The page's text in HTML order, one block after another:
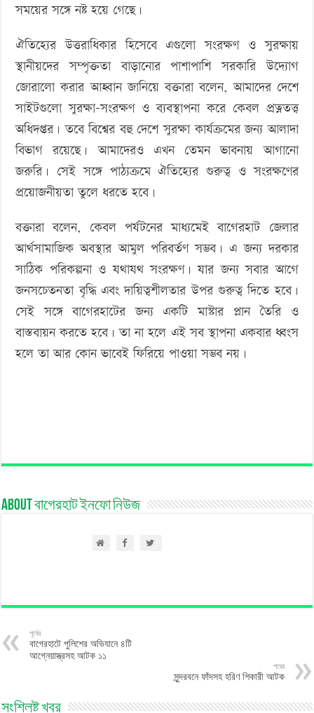
সময়ের সঙ্গে নষ্ট হয়ে গেছে।
ঐতিহ্যের উত্তরাধিকার হিসেবে এগুলো সংরক্ষণ ও সুরক্ষায়
স্থানীয়দের সম্পৃক্ততা বাড়ানোর পাশাপাশি সরকারি উদ্যোগ
জোরালো করার আহ্বান জানিয়ে বক্তারা বলেন, আমাদের দেশে
সাইটগুলো সুরক্ষা-সংরক্ষণ ও ব্যবস্থাপনা করে কেবল প্রত্নতত্ত্ব
অধিদপ্তর। তবে বিশ্বের বহু দেশে সুরক্ষা কার্যক্রমের জন্য আলাদা
বিভাগ রয়েছে। আমাদেরও এখন তেমন ভাবনায় আগানো
জরুরি। সেই সঙ্গে পাঠ্যক্রমে ঐতিহ্যের গুরুত্ব ও সংরক্ষণের
প্রয়োজনীয়তা তুলে ধরতে হবে।
বক্তারা বলেন, কেবল পর্যটনের মাধ্যমেই বাগেরহাট জেলার
আর্থসামাজিক অবস্থার আমুল পরিবর্তণ সম্ভব। এ জন্য দরকার
সাঠিক পরিকল্পনা ও যথাযথ সংরক্ষণ। যার জন্য সবার আগে
জনসচেতনতা বৃদ্ধি এবং দায়িত্বশীলতার উপর গুরুত্ব দিতে হবে।
সেই সঙ্গে বাগেরহাটের জন্য একটি মাস্টার প্লান তৈরি ও
বাস্তবায়ন করতে হবে। তা না হলে এই সব স্থাপনা একবার ধ্বংস
হলে তা আর কোন ভাবেই ফিরিয়ে পাওয়া সম্ভব নয়।
About বাগেরহাট ইনফো নিউজ
পূর্বের
বাগেরহাটে পুলিশের অভিযানে ৪টি
আগ্নেয়াস্ত্রসহ আটক ১১
পরের
সুন্দরবনে ফাঁদসহ হরিণ শিকারী আটক
সংশ্লিষ্ট খবর